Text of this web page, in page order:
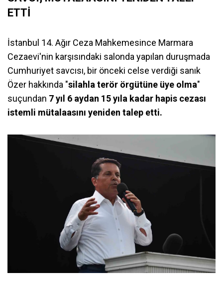
ETTİ
İstanbul 14. Ağır Ceza Mahkemesince Marmara
Cezaevi'nin karşısındaki salonda yapılan duruşmada
Cumhuriyet savcısı, bir önceki celse verdiği sanık
Özer hakkında "silahla terör örgütüne üye olma"
suçundan 7 yıl 6 aydan 15 yıla kadar hapis cezası
istemli mütalaasını yeniden talep etti.